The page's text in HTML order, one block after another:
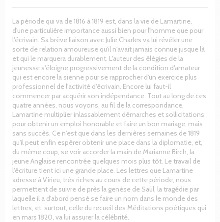
La période qui va de 1816 à 1819 est, dans la vie de Lamartine,
d'une particulière importance aussi bien pour l'homme que pour
l'écrivain. Sa brève liaison avec Julie Charles va lui révéler une
sorte de relation amoureuse qu'il n'avait jamais connue jusque là
et qui le marquera durablement. L'auteur des élégies de la
jeunesse s'éloigne progressivement de la condition d'amateur
qui est encore la sienne pour se rapprocher d'un exercice plus
professionnel de l'activité d'écrivain. Encore lui faut-il
commencer par acquérir son indépendance. Tout au long de ces
quatre années, nous voyons, au fil de la correspondance,
Lamartine multiplier inlassablement démarches et sollicitations
pour obtenir un emploi honorable et faire un bon mariage, mais
sans succès. Ce n'est que dans les dernières semaines de 1819
qu'il peut enfin espérer obtenir une place dans la diplomatie, et,
du même coup, se voir accorder la main de Marianne Birch, la
jeune Anglaise rencontrée quelques mois plus tôt. Le travail de
l'écriture tient ici une grande place. Les lettres que Lamartine
adresse à Virieu, très riches au cours de cette période, nous
permettent de suivre de près la genèse de Saül, la tragédie par
laquelle il a d'abord pensé se faire un nom dans le monde des
lettres, et, surtout, celle du recueil des Méditations poétiques qui,
en mars 1820, va lui assurer la célébrité.